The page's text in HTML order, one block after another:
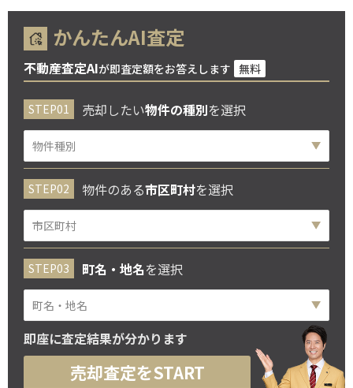
かんたんAI査定
不動産査定AIが即査定額をお答えします 無料
売却したい物件の種別を選択
物件のある市区町村を選択
町名・地名を選択
即座に査定結果が分かります
売却査定をSTART